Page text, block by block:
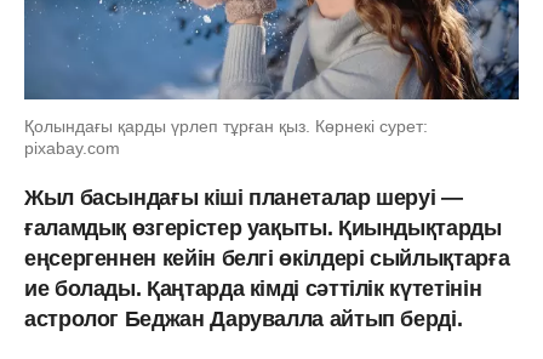
Қолындағы қарды үрлеп тұрған қыз. Көрнекі сурет:
pixabay.com
Жыл басындағы кіші планеталар шеруі —
ғаламдық өзгерістер уақыты. Қиындықтарды
еңсергеннен кейін белгі өкілдері сыйлықтарға
ие болады. Қаңтарда кімді сәттілік күтетінін
астролог Беджан Дарувалла айтып берді.